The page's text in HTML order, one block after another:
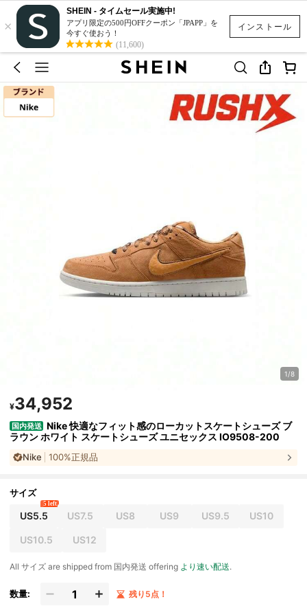
インストール
×
SHEIN - タイムセール実施中!
アプリ限定の500円OFFクーポン「JPAPP」を
今すぐ使おう！
(11,600)
1/8
¥34,952
国内発送 Nike 快適なフィット感のローカットスケートシューズ ブ
ラウン ホワイト スケートシューズ ユニセックス IO9508-200
Nike 100%正規品
サイズ
US5.5
5 left
US7.5 US8 US9 US9.5 US10
US10.5 US12
All サイズ are shipped from 国内発送 offering より速い配送.
数量: 残り5点！